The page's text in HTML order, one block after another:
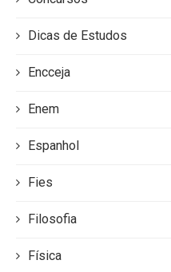
Dicas de Estudos
Encceja
Enem
Espanhol
Fies
Filosofia
Física